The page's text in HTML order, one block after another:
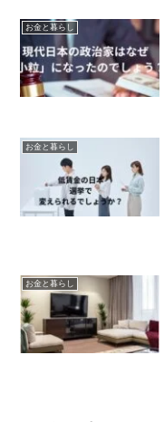
お金と暮らし
お金と暮らし
お金と暮らし